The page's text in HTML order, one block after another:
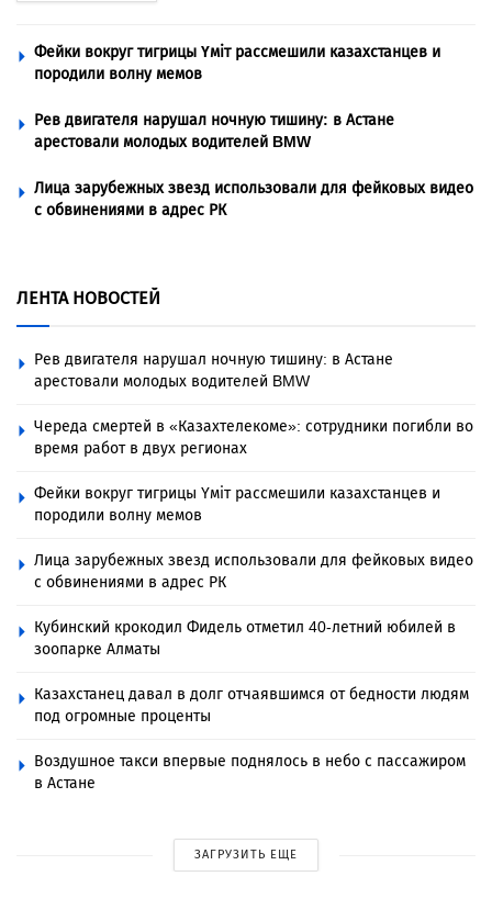
Фейки вокруг тигрицы Үміт рассмешили казахстанцев и
породили волну мемов
Рев двигателя нарушал ночную тишину: в Астане
арестовали молодых водителей BMW
Лица зарубежных звезд использовали для фейковых видео
с обвинениями в адрес РК
ЛЕНТА НОВОСТЕЙ
Рев двигателя нарушал ночную тишину: в Астане
арестовали молодых водителей BMW
Череда смертей в «Казахтелекоме»: сотрудники погибли во
время работ в двух регионах
Фейки вокруг тигрицы Үміт рассмешили казахстанцев и
породили волну мемов
Лица зарубежных звезд использовали для фейковых видео
с обвинениями в адрес РК
Кубинский крокодил Фидель отметил 40-летний юбилей в
зоопарке Алматы
Казахстанец давал в долг отчаявшимся от бедности людям
под огромные проценты
Воздушное такси впервые поднялось в небо с пассажиром
в Астане
ЗАГРУЗИТЬ ЕЩЕ